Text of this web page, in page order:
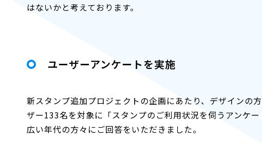
はないかと考えております。
ユーザーアンケートを実施
新スタンプ追加プロジェクトの企画にあたり、デザインの
ザー133名を対象に「スタンプのご利用状況を伺うアンケ
広い年代の方々にご回答をいただきました。